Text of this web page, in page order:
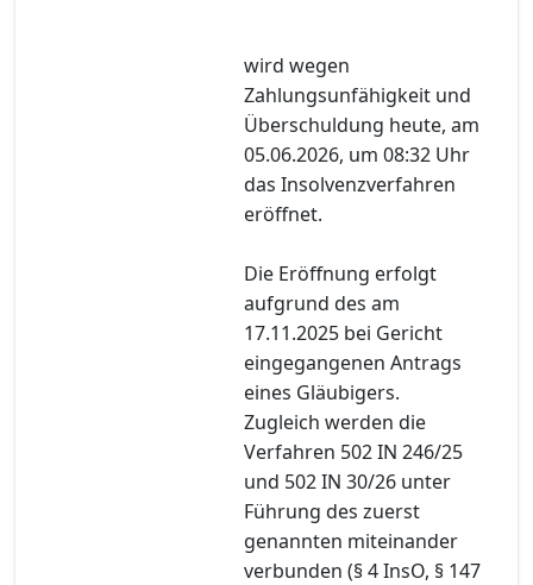
wird wegen
Zahlungsunfähigkeit und
Überschuldung heute, am
05.06.2026, um 08:32 Uhr
das Insolvenzverfahren
eröffnet.
Die Eröffnung erfolgt
aufgrund des am
17.11.2025 bei Gericht
eingegangenen Antrags
eines Gläubigers.
Zugleich werden die
Verfahren 502 IN 246/25
und 502 IN 30/26 unter
Führung des zuerst
genannten miteinander
verbunden (§ 4 InsO, § 147